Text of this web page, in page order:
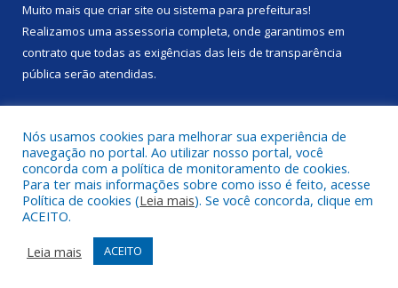
Muito mais que criar site ou sistema para prefeituras!
Realizamos uma assessoria completa, onde garantimos em
contrato que todas as exigências das leis de transparência
pública serão atendidas.
Todos os direitos reservados a Prefeitura Municipal de Anapu.
Mapa do Site
Acessar Área Administrativa
Acessar Webmail
Nós usamos cookies para melhorar sua experiência de
navegação no portal. Ao utilizar nosso portal, você
concorda com a política de monitoramento de cookies.
Para ter mais informações sobre como isso é feito, acesse
Política de cookies (Leia mais). Se você concorda, clique em
ACEITO.
Leia mais
ACEITO